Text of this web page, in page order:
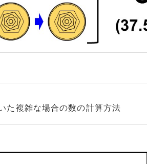
た複雑な場合の数の計算方法